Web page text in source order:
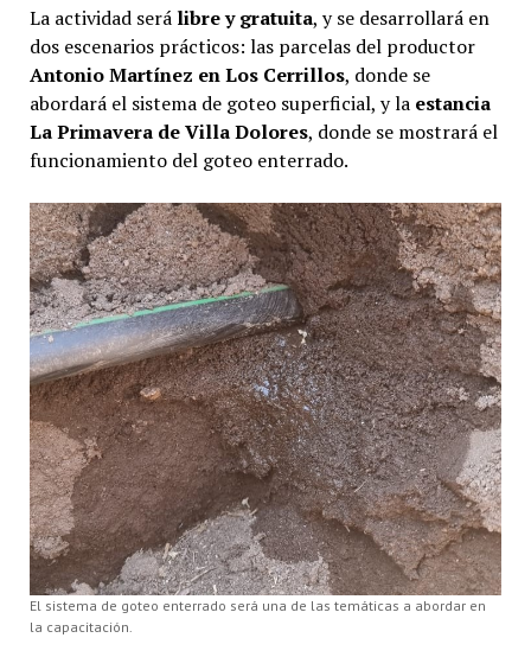
La actividad será libre y gratuita, y se desarrollará en
dos escenarios prácticos: las parcelas del productor
Antonio Martínez en Los Cerrillos, donde se
abordará el sistema de goteo superficial, y la estancia
La Primavera de Villa Dolores, donde se mostrará el
funcionamiento del goteo enterrado.
El sistema de goteo enterrado será una de las temáticas a abordar en
la capacitación.